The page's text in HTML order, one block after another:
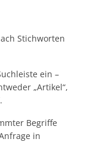
Stichworten
ein –
„Artikel“,
Begriffe
in